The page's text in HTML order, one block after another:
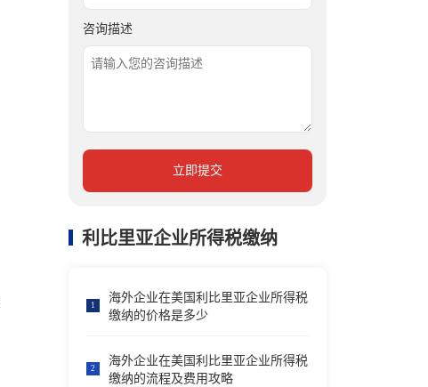
咨询描述
立即提交
利比里亚企业所得税缴纳
1
海外企业在美国利比里亚企业所得税
缴纳的价格是多少
2
海外企业在美国利比里亚企业所得税
缴纳的流程及费用攻略